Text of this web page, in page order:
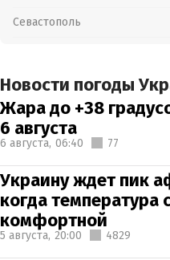
Севастополь
Новости погоды
Жара до +38
6 августа
6 августа, 06:40 77
Украину ждет пик
когда температура
комфортной
5 августа, 20:00 4829